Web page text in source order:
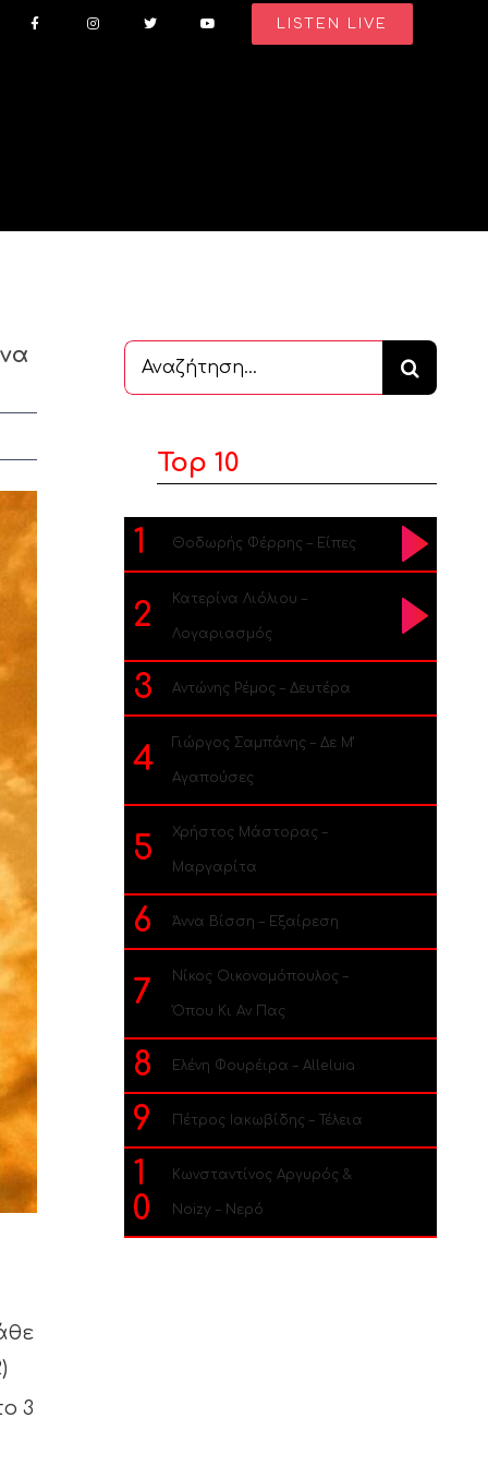
LISTEN LIVE
3
Αναζήτηση
...
Top 10
1 Θοδωρής Φέρρης – Είπες
2 Κατερίνα Λιόλιου –
Λογαριασμός
3 Αντώνης Ρέμος – Δευτέρα
4 Γιώργος Σαμπάνης – Δε Μ’
Αγαπούσες
5 Χρήστος Μάστορας –
Μαργαρίτα
6 Άννα Βίσση – Εξαίρεση
7 Νίκος Οικονομόπουλος –
Όπου Κι Αν Πας
8 Ελένη Φουρέιρα – Alleluia
9 Πέτρος Ιακωβίδης – Τέλεια
1
0
Κωνσταντίνος Αργυρός &
Noizy – Νερό